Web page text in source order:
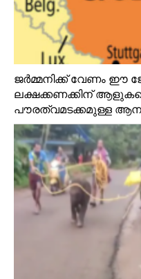
ജർമ്മനിക്ക് വേണം ഈ
ലക്ഷക്കണക്കിന്
പൗരത്വമടക്കമുള്ള